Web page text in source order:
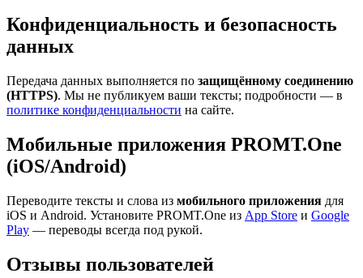
Конфиденциальность и безопасность
данных
Передача данных выполняется по защищённому соединению
(HTTPS). Мы не публикуем ваши тексты; подробности — в
политике конфиденциальности на сайте.
Мобильные приложения PROMT.One
(iOS/Android)
Переводите тексты и слова из мобильного приложения для
iOS и Android. Установите PROMT.One из App Store и Google
Play — переводы всегда под рукой.
Отзывы пользователей